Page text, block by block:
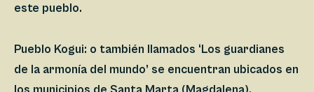
este pueblo.
Pueblo Kogui: o también llamados ‘Los guardianes
de la armonía del mundo’ se encuentran ubicados en